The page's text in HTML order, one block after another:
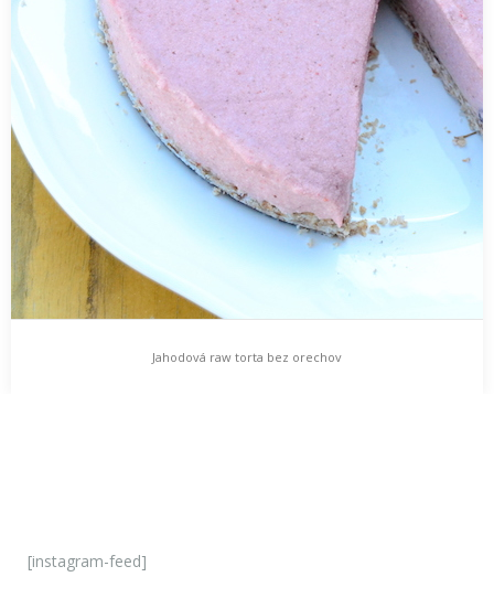
Jahodová raw torta bez orechov
[instagram-feed]